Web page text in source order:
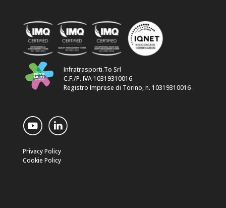
Infratrasporti.To Srl
C.F./P. IVA 10319310016
Registro Imprese di Torino, n. 10319310016
Privacy Policy
Cookie Policy